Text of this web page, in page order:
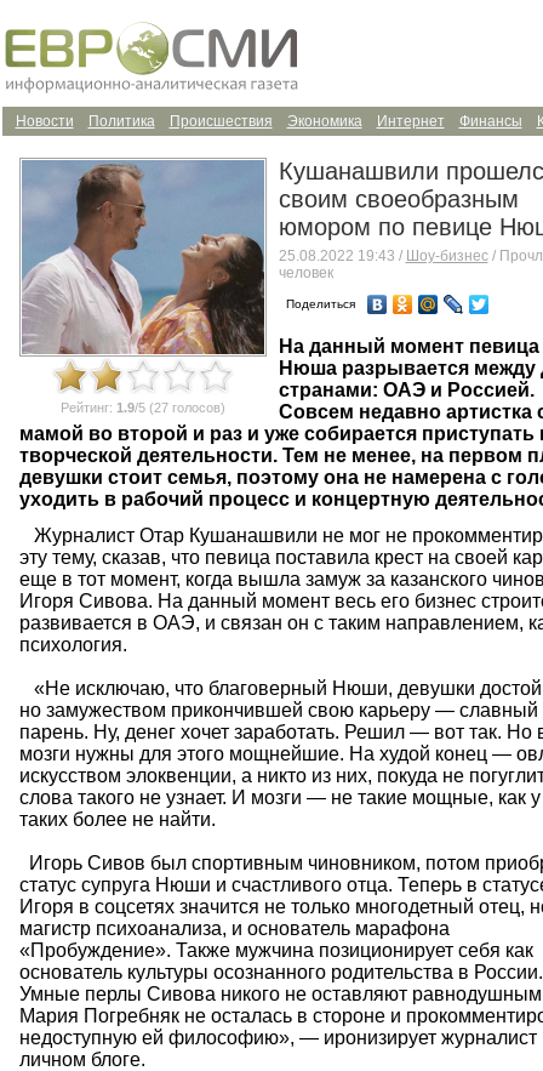
Финансы
Интернет
Экономика
Происшествия
Политика
Новости
Рейтинг: 1.9/5 (27 голосов)
Кушанашвили
своим своеобразным
юмором по певице
25.08.2022 19:43 / Шоу-бизнес/
человек
Поделиться
На данный момент певица
Нюша разрывается между
странами: ОАЭ и Россией.
Совсем недавно артистка
мамой во второй и раз и уже собирается приступать
творческой деятельности. Тем не менее, на первом
девушки стоит семья, поэтому она не намерена с
уходить в рабочий процесс и концертную
Журналист Отар Кушанашвили не мог не
эту тему, сказав, что певица поставила крест на своей
еще в тот момент, когда вышла замуж за казанского
Игоря Сивова. На данный момент весь его бизнес
развивается в ОАЭ, и связан он с таким направлением,
психология.
«Не исключаю, что благоверный Нюши, девушки
но замужеством прикончившей свою карьеру — славный
парень. Ну, денег хочет заработать. Решил — вот так. Но
мозги нужны для этого мощнейшие. На худой конец —
искусством элоквенции, а никто из них, покуда не
слова такого не узнает. И мозги — не такие мощные, как
таких более не найти.
Игорь Сивов был спортивным чиновником, потом
статус супруга Нюши и счастливого отца. Теперь в
Игоря в соцсетях значится не только многодетный отец,
магистр психоанализа, и основатель марафона
«Пробуждение». Также мужчина позиционирует себя как
основатель культуры осознанного родительства в России.
Умные перлы Сивова никого не оставляют
Мария Погребняк не осталась в стороне и
недоступную ей философию», — иронизирует журналист
личном блоге.